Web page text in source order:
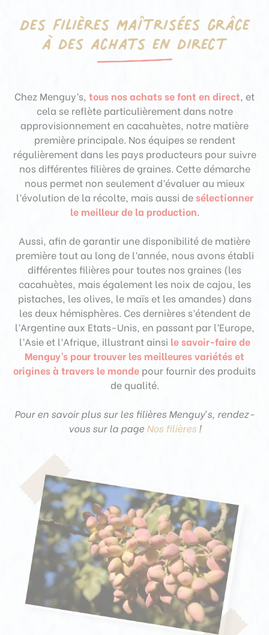
Des filières maîtrisées grâce
à des achats en direct
Chez Menguy’s, tous nos achats se font en direct , et
cela se reflète particulièrement dans notre
approvisionnement en cacahuètes, notre matière
première principale. Nos équipes se rendent
régulièrement dans les pays producteurs pour suivre
nos différentes filières de graines. Cette démarche
nous permet non seulement d’évaluer au mieux
l’évolution de la récolte, mais aussi desélectionner
le meilleur de la production
Aussi, afin de garantir une disponibilité de matière
première tout au long de l’année, nous avons établi
différentes filières pour toutes nos graines (les
cacahuètes, mais également les noix de cajou, les
pistaches, les olives, le maïs et les amandes) dans
les deux hémisphères. Ces dernières s’étendent de
l’Argentine aux Etats-Unis, en passant par l’Europe,
l’Asie et l’Afrique, illustrant ainsi le savoir-faire de
Menguy’s pour trouver les meilleures variétés et
originesà travers le monde pour fournir des produits
de qualité.
Pour en savoir plus sur les filières Menguy’s, rendez-
vous sur la page Nos filières !